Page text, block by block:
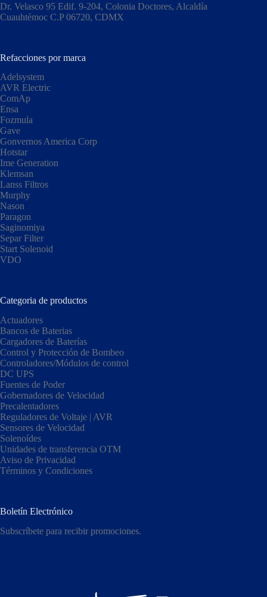
Dr. Velasco 95 Edif. 9-204, Colonia Doctores, Alcaldía
Cuauhtémoc C.P 06720, CDMX​
Refacciones por marca
Adelsystem
AVR Electric
ComAp
Ensa
Fozmula
Gave
Gonvernos America Corp
Hotstar
Ime Generation
Klemsan
Lanss Filtros
Murphy
Nason
Paragon
Saginomiya
Separ Filter
Start Solenoid
VDO
Categoria de productos
Actuadores
Bancos de Baterias
Cargadores de Baterías
Control y Protección de Bombeo
Controladores/Módulos de control
DC UPS
Fuentes de Poder
Gobernadores de Velocidad
Precalentadores
Reguladores de Voltaje | AVR
Sensores de Velocidad
Solenoídes
Unidades de transferencia OTM
Aviso de Privacidad
Términos y Condiciones
Boletín Electrónico
Subscríbete para recibir promociones.